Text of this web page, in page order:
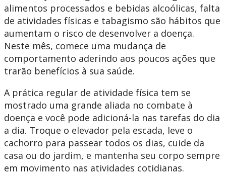
alimentos processados e bebidas alcoólicas, falta
de atividades físicas e tabagismo são hábitos que
aumentam o risco de desenvolver a doença.
Neste mês, comece uma mudança de
comportamento aderindo aos poucos ações que
trarão benefícios à sua saúde.
A prática regular de atividade física tem se
mostrado uma grande aliada no combate à
doença e você pode adicioná-la nas tarefas do dia
a dia. Troque o elevador pela escada, leve o
cachorro para passear todos os dias, cuide da
casa ou do jardim, e mantenha seu corpo sempre
em movimento nas atividades cotidianas.